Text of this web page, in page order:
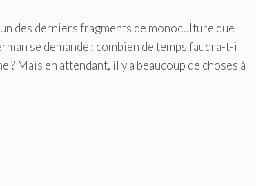
des derniers fragments de monoculture que
se demande : combien de temps faudra-t-il
Mais en attendant, il y a beaucoup de choses à